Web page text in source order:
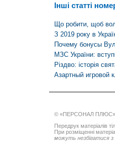
Інші статті
Що робити, щоб
З 2019 року в
Почему бонусы
МЗС України:
Різдво: історія
Азартный игровой
© «ПЕРСОНАЛ ПЛЮС».
Передрук матеріалів
При розміщенні
можуть незбігатися з